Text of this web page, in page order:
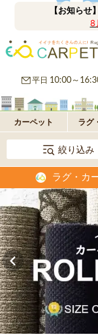
【お知らせ】
8
平日 10:00～
カーペット ラグ
絞り込み
ラグ・カ